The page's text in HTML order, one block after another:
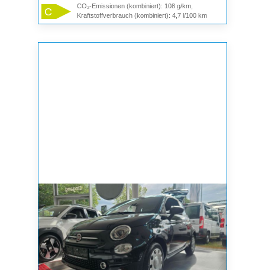
C
CO₂-Emissionen (kombiniert): 108 g/km,
Kraftstoffverbrauch (kombiniert): 4,7 l/100 km